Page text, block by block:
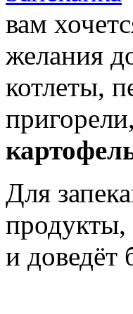
вам
желания
котлеты,
Для
продукты,
и доведёт